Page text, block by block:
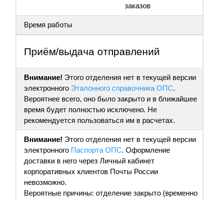
заказов
Время работы
Приём/выдача отправлений
Внимание! Этого отделения нет в текущей версии
электронного Эталонного справочника ОПС.
Вероятнее всего, оно было закрыто и в ближайшее
время будет полностью исключено. Не
рекомендуется пользоваться им в расчетах.
Внимание! Этого отделения нет в текущей версии
электронного Паспорта ОПС. Оформление
доставки в него через Личный кабинет
корпоративных клиентов Почты России
невозможно.
Вероятные причины: отделение закрыто (временно